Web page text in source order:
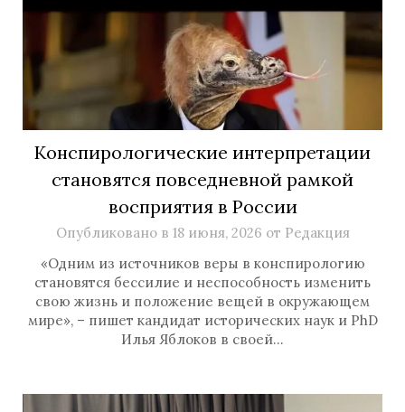
Конспирологические интерпретации
становятся повседневной рамкой
восприятия в России
Опубликовано в 18 июня, 2026 от Редакция
«Одним из источников веры в конспирологию
становятся бессилие и неспособность изменить
свою жизнь и положение вещей в окружающем
мире», – пишет кандидат исторических наук и PhD
Илья Яблоков в своей…